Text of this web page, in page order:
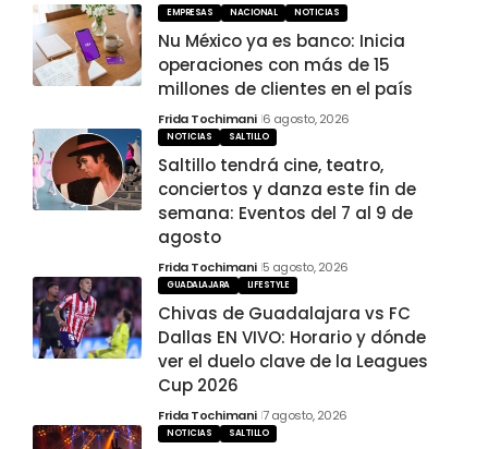
EMPRESAS NACIONAL NOTICIAS
Nu México ya es banco: Inicia
operaciones con más de 15
millones de clientes en el país
Frida Tochimani 6 agosto, 2026
NOTICIAS SALTILLO
Saltillo tendrá cine, teatro,
conciertos y danza este fin de
semana: Eventos del 7 al 9 de
agosto
Frida Tochimani 5 agosto, 2026
GUADALAJARA LIFESTYLE
Chivas de Guadalajara vs FC
Dallas EN VIVO: Horario y dónde
ver el duelo clave de la Leagues
Cup 2026
Frida Tochimani 7 agosto, 2026
NOTICIAS SALTILLO